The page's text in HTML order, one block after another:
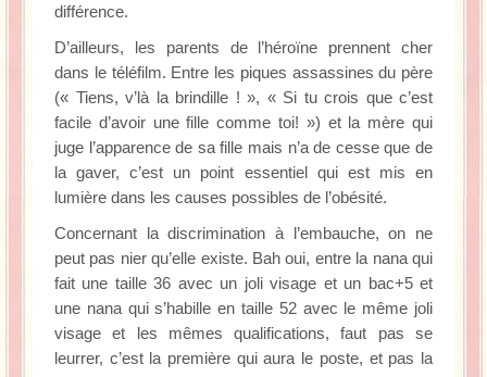
différence.
D’ailleurs, les parents de l’héroïne prennent cher
dans le téléfilm. Entre les piques assassines du père
(« Tiens, v’là la brindille ! », « Si tu crois que c’est
facile d’avoir une fille comme toi! ») et la mère qui
juge l’apparence de sa fille mais n’a de cesse que de
la gaver, c’est un point essentiel qui est mis en
lumière dans les causes possibles de l’obésité.
Concernant la discrimination à l’embauche, on ne
peut pas nier qu’elle existe. Bah oui, entre la nana qui
fait une taille 36 avec un joli visage et un bac+5 et
une nana qui s’habille en taille 52 avec le même joli
visage et les mêmes qualifications, faut pas se
leurrer, c’est la première qui aura le poste, et pas la